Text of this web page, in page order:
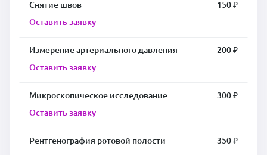
Снятие швов
150 ₽
Оставить заявку
Измерение артериального давления
200 ₽
Оставить заявку
Микроскопическое исследование
300 ₽
Оставить заявку
Рентгенография ротовой полости
350 ₽